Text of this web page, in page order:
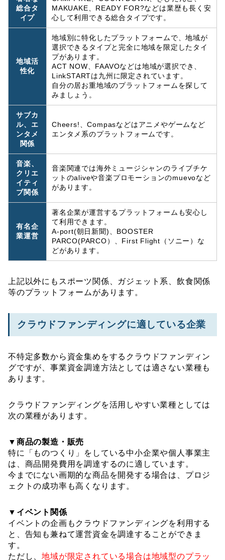
総合タ
イプ
MAKUAKE、READY FOR?などは業歴も長く安
心して利用できる総合タイプです。
地域活
性化
地域別に特化したプラットフォームで、地域が
選択できるタイプと完全に地域を限定したタイ
プがあります。
ACT NOW、FAAVOなどは地域が選択でき、
LinkSTARTは九州に限定されています。
自分の居お重地域のプラットフォームを探して
みましょう。
サブカ
ル、エ
ンタメ
関係
Cheers!、Compasなどはアニメやゲームなど
エンタメ系のプラットフォームです。
音楽、
クリエ
イティ
ブ関係
音楽関連では海外ミュージシャンのライブチケ
ットのaliveや音楽プロモーションのmuevoなど
があります。
有名企
業運営
著名企業が運営するプラットフォームも安心し
て利用できます。
A-port(朝日新聞)、BOOSTER
PARCO(PARCO）、First Flight（ソニー）な
どがあります。
上記以外にもスポーツ関係、ガジェット系、飲食関係
等のプラットフォームがあります。
クラウドファンディングに適している企業
不特定多数から資金集めをするクラウドファンディン
グですが、事業資金調達方法としては適さない業種も
あります。
クラウドファンディングを活用しやすい業種としては
次の業種があります。
▼商品の製造・販売
特に「ものつくり」をしている中小企業や個人事業主
は、商品開発費用を調達するのに適しています。
今までにない画期的な商品を開発する場合は、プロジ
ェクトの成功率も高くなります。
▼イベント関係
イベントの企画もクラウドファンディングを利用する
と、告知も兼ねて運営資金を調達することができま
す。
ただし、地域が限定されている場合は地域型のプラッ